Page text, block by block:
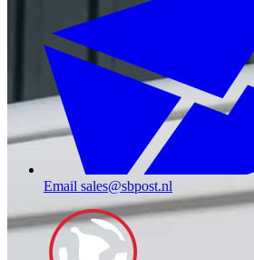
Email sales@sbpost.nl